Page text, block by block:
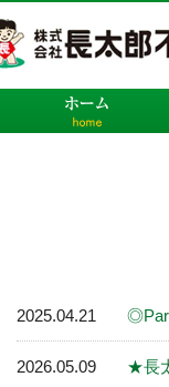
2025.04.21
2026.05.09 ★長